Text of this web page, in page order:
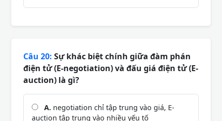
Câu 20: Sự khác biệt chính giữa đàm phán
điện tử (E-negotiation) và đấu giá điện tử (E-
auction) là gì?
A. negotiation chỉ tập trung vào giá, E-
auction tập trung vào nhiều yếu tố